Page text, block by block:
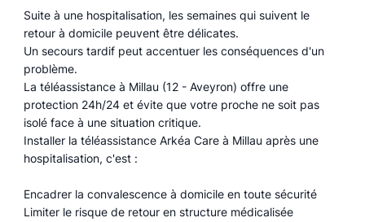
Suite à une hospitalisation, les semaines qui suivent le
retour à domicile peuvent être délicates.
Un secours tardif peut accentuer les conséquences d'un
problème.
La téléassistance à Millau (12 - Aveyron) offre une
protection 24h/24 et évite que votre proche ne soit pas
isolé face à une situation critique.
Installer la téléassistance Arkéa Care à Millau après une
hospitalisation, c'est :
Encadrer la convalescence à domicile en toute sécurité
Limiter le risque de retour en structure médicalisée